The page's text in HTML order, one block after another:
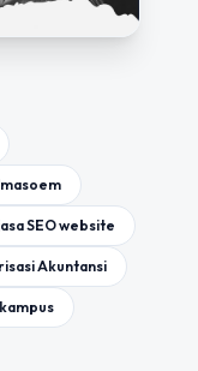
SEO website
Akuntansi